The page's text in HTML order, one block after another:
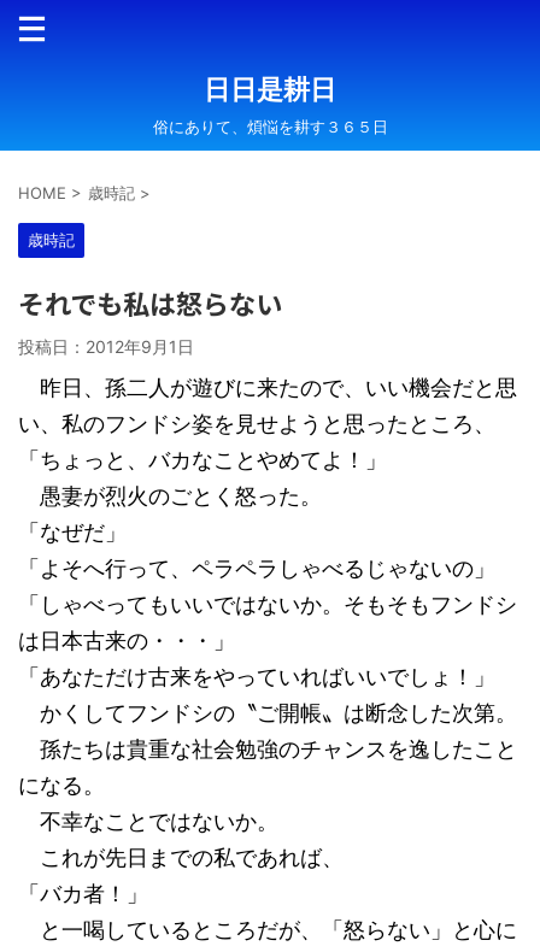
日日是耕日
俗にありて、煩悩を耕す３６５日
HOME > 歳時記 >
歳時記
それでも私は怒らない
投稿日： 2012年9月1日
昨日、孫二人が遊びに来たので、いい機会だと思
い、私のフンドシ姿を見せようと思ったところ、
「ちょっと、バカなことやめてよ！」
愚妻が烈火のごとく怒った。
「なぜだ」
「よそへ行って、ペラペラしゃべるじゃないの」
「しゃべってもいいではないか。そもそもフンドシ
は日本古来の・・・」
「あなただけ古来をやっていればいいでしょ！」
かくしてフンドシの〝ご開帳〟は断念した次第。
孫たちは貴重な社会勉強のチャンスを逸したこと
になる。
不幸なことではないか。
これが先日までの私であれば、
「バカ者！」
と一喝しているところだが、「怒らない」と心に